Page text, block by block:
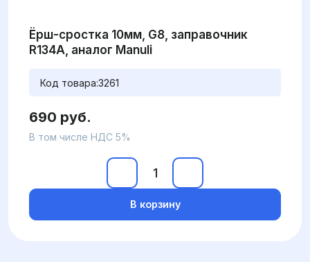
Ёрш-сростка 10мм, G8, заправочник
R134А, аналог Manuli
Код товара:3261
690 руб.
В том числе НДС 5%
В корзину